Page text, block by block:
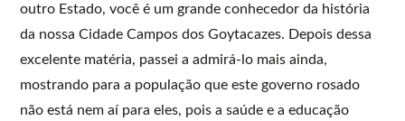
outro Estado, você é um grande conhecedor da história
da nossa Cidade Campos dos Goytacazes. Depois dessa
excelente matéria, passei a admirá-lo mais ainda,
mostrando para a população que este governo rosado
não está nem aí para eles, pois a saúde e a educação